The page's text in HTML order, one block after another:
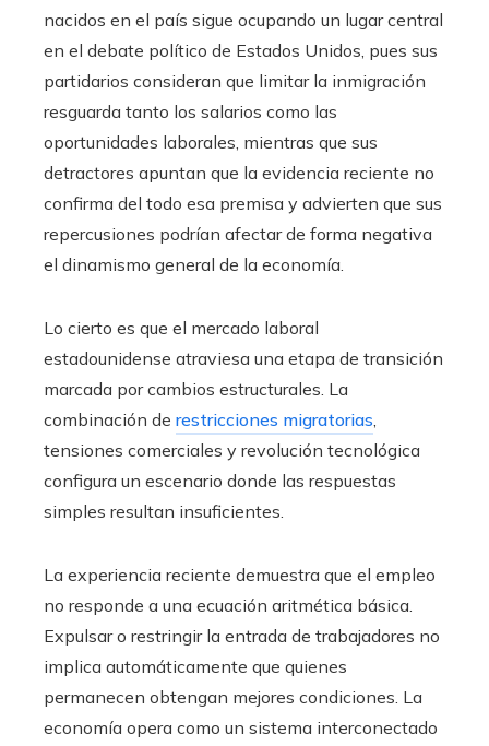
nacidos en el país sigue ocupando un lugar central
en el debate político de Estados Unidos, pues sus
partidarios consideran que limitar la inmigración
resguarda tanto los salarios como las
oportunidades laborales, mientras que sus
detractores apuntan que la evidencia reciente no
confirma del todo esa premisa y advierten que sus
repercusiones podrían afectar de forma negativa
el dinamismo general de la economía.
Lo cierto es que el mercado laboral
estadounidense atraviesa una etapa de transición
marcada por cambios estructurales. La
combinación de restricciones migratorias,
tensiones comerciales y revolución tecnológica
configura un escenario donde las respuestas
simples resultan insuficientes.
La experiencia reciente demuestra que el empleo
no responde a una ecuación aritmética básica.
Expulsar o restringir la entrada de trabajadores no
implica automáticamente que quienes
permanecen obtengan mejores condiciones. La
economía opera como un sistema interconectado